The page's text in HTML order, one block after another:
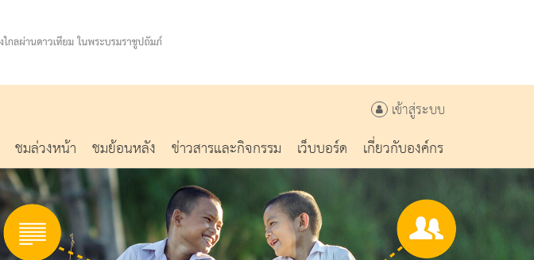
เข้าสู่ระบบ
ชมล่วงหน้า ชมย้อนหลัง ข่าวสารและกิจกรรม เว็บบอร์ด เกี่ยวกับองค์กร